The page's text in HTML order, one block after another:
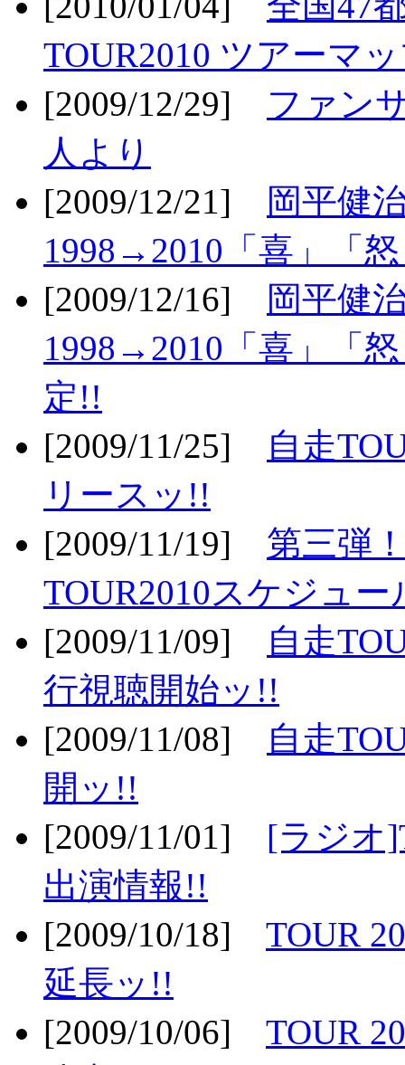
TOUR2010 ツアーマ
[2009/12/29] ファン
人より
[2009/12/21]
岡平健
1998→2010「喜」「
[2009/12/16]
岡平健
1998→2010「喜」「
定!!
[2009/11/25]
自走
リースッ!!
[2009/11/19] 第三弾
TOUR2010スケジュー
[2009/11/09]
自走
行視聴開始ッ!!
[2009/11/08]
自走
開ッ!!
[2009/11/01] [ラジオ
出演情報!!
[2009/10/18] TOUR
延長ッ!!
[2009/10/06] TOUR